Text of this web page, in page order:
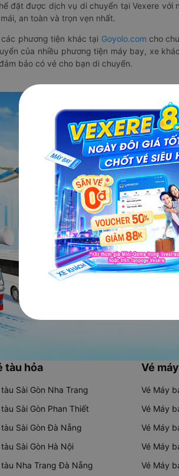
đặt được dịch vụ di chuyển tại Vexere với
an toàn và trọn vẹn nhất.
phương tiện khác tại Goyolo.com cho
của nhiều phương tiện máy bay, xe
bảo có vé cho bạn di chuyển.
Ứng
Vexere -
cao,
vụ thuê
Ứng
người
chóng và
Tải ứng
tàu hỏa
tàu Sài Gòn Nha Trang
tàu Sài Gòn Phan Thiết
tàu Sài Gòn Đà Nẵng
tàu Sài Gòn Hà Nội
tàu Nha Trang Đà Nẵng
Vé
Vé Máy
Vé Máy
Vé Máy
Vé Máy
Vé Máy